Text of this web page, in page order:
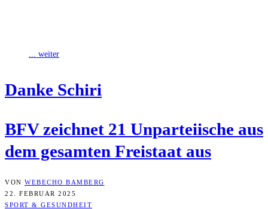
... weiter
Dan­ke Schiri
BFV zeich­net 21 Unpar­tei­ische aus
dem gesam­ten Frei­staat aus
VON WEBECHO BAMBERG
22. FEBRUAR 2025
SPORT & GESUNDHEIT